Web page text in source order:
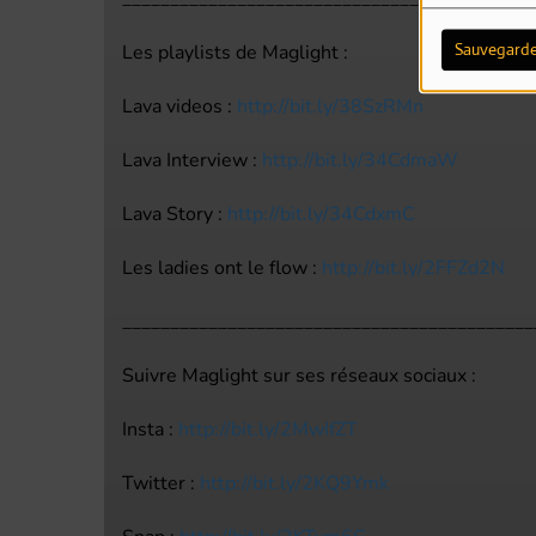
Les playlists de Maglight :
Lava videos : http://bit.ly/38SzRMn
Lava Interview : http://bit.ly/34CdmaW
Lava Story : http://bit.ly/34CdxmC
Les ladies ont le flow : http://bit.ly/2FFZd2N
Suivre Maglight sur ses réseaux sociaux :
Insta : http://bit.ly/2MwIfZT
Twitter : http://bit.ly/2KQ9Ymk